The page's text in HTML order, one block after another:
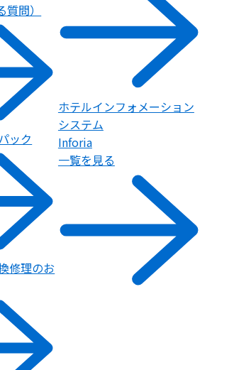
問）
ック
修理のお
ホテルインフォメーション
システム
Inforia
一覧を見る